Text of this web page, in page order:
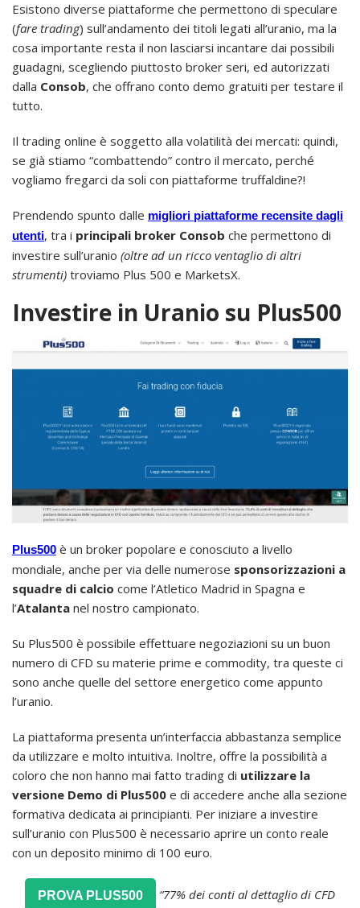
Esistono diverse piattaforme che permettono di speculare
(fare trading) sull’andamento dei titoli legati all’uranio, ma la
cosa importante resta il non lasciarsi incantare dai possibili
guadagni, scegliendo piuttosto broker seri, ed autorizzati
dalla Consob, che offrano conto demo gratuiti per testare il
tutto.
Il trading online è soggetto alla volatilità dei mercati: quindi,
se già stiamo “combattendo” contro il mercato, perché
vogliamo fregarci da soli con piattaforme truffaldine?!
Prendendo spunto dalle migliori piattaforme recensite dagli
utenti, tra i principali broker Consob che permettono di
investire sull’uranio (oltre ad un ricco ventaglio di altri
strumenti) troviamo Plus 500 e MarketsX.
Investire in Uranio su Plus500
Plus500 è un broker popolare e conosciuto a livello
mondiale, anche per via delle numerose sponsorizzazioni a
squadre di calcio come l’Atletico Madrid in Spagna e
l’Atalanta nel nostro campionato.
Su Plus500 è possibile effettuare negoziazioni su un buon
numero di CFD su materie prime e commodity, tra queste ci
sono anche quelle del settore energetico come appunto
l’uranio.
La piattaforma presenta un’interfaccia abbastanza semplice
da utilizzare e molto intuitiva. Inoltre, offre la possibilità a
coloro che non hanno mai fatto trading di utilizzare la
versione Demo di Plus500 e di accedere anche alla sezione
formativa dedicata ai principianti. Per iniziare a investire
sull’uranio con Plus500 è necessario aprire un conto reale
con un deposito minimo di 100 euro.
PROVA PLUS500
“77% dei conti al dettaglio di CFD